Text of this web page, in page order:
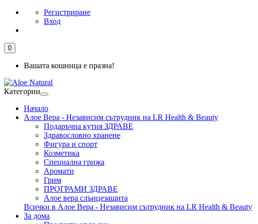
Регистриране
Вход
0
Вашата кошница е празна!
Категории
Начало
Алое Вера - Независим сътрудник на LR Health & Beauty
Подаръчна кутия ЗДРАВЕ
Здравословно хранене
Фигура и спорт
Козметика
Специална грижа
Аромати
Грим
ПРОГРАМИ ЗДРАВЕ
Алое вера слънцезащита
Всички в Алое Вера - Независим сътрудник на LR Health & Beauty
За дома